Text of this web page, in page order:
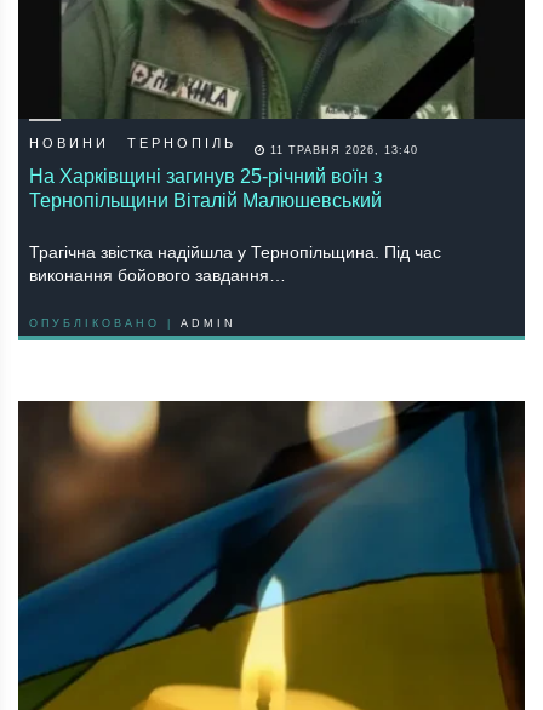
НОВИНИ ТЕРНОПІЛЬ 11 ТРАВНЯ 2026, 13:40
На Харківщині загинув 25-річний воїн з
Тернопільщини Віталій Малюшевський
Трагічна звістка надійшла у Тернопільщина. Під час
виконання бойового завдання…
ОПУБЛІКОВАНО | ADMIN